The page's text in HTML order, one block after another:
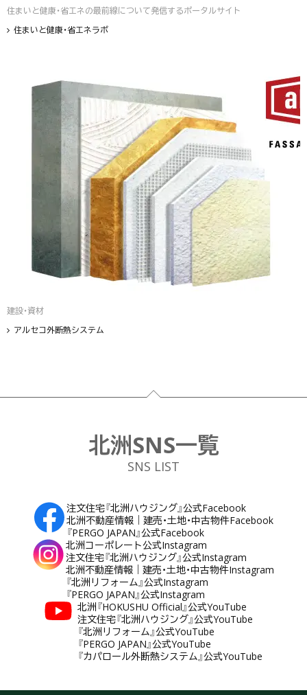
住まいと健康・省エネの最前線について発信するポータルサイト
住まいと健康・省エネラボ
建設・資材
アルセコ外断熱システム
フッター
北洲SNS一覧
SNS LIST
注文住宅『北洲ハウジング』公式Facebook
北洲不動産情報｜建売・土地・中古物件Facebook
『PERGO JAPAN』公式Facebook
北洲コーポレート公式Instagram
注文住宅『北洲ハウジング』公式Instagram
北洲不動産情報｜建売・土地・中古物件Instagram
『北洲リフォーム』公式Instagram
『PERGO JAPAN』公式Instagram
北洲『HOKUSHU Official』公式YouTube
注文住宅『北洲ハウジング』公式YouTube
『北洲リフォーム』公式YouTube
『PERGO JAPAN』公式YouTube
『カパロール外断熱システム』公式YouTube